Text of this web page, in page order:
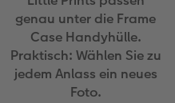
genau unter die Frame
Case Handyhülle.
Praktisch: Wählen Sie zu
jedem Anlass ein neues
Foto.